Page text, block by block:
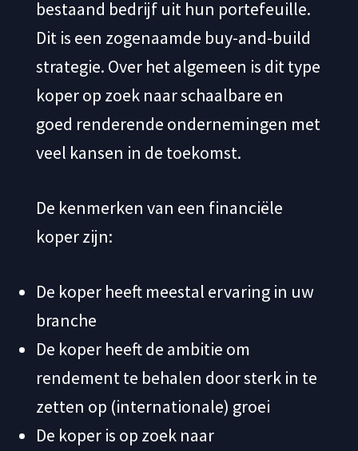
bestaand bedrijf uit hun portefeuille.
Dit is een zogenaamde buy-and-build
strategie. Over het algemeen is dit type
koper op zoek naar schaalbare en
goed renderende ondernemingen met
veel kansen in de toekomst.
De kenmerken van een financiële
koper zijn:
De koper heeft meestal ervaring in uw
branche
De koper heeft de ambitie om
rendement te behalen door sterk in te
zetten op (internationale) groei
De koper is op zoek naar